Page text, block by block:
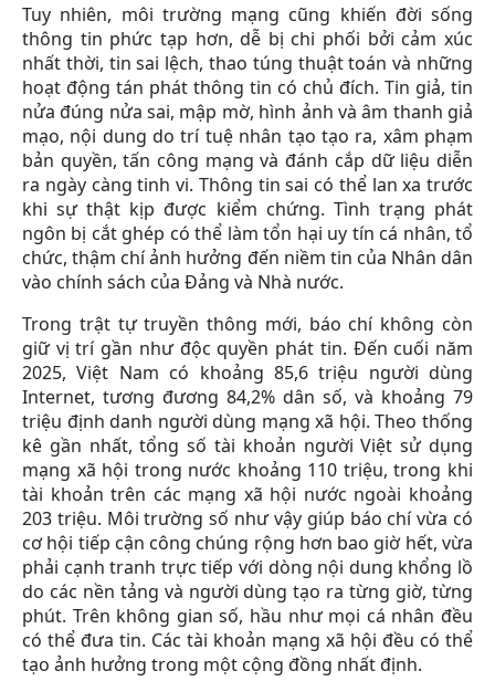
Tuy nhiên, môi trường mạng cũng khiến đời sống
thông tin phức tạp hơn, dễ bị chi phối bởi cảm xúc
nhất thời, tin sai lệch, thao túng thuật toán và những
hoạt động tán phát thông tin có chủ đích. Tin giả, tin
nửa đúng nửa sai, mập mờ, hình ảnh và âm thanh giả
mạo, nội dung do trí tuệ nhân tạo tạo ra, xâm phạm
bản quyền, tấn công mạng và đánh cắp dữ liệu diễn
ra ngày càng tinh vi. Thông tin sai có thể lan xa trước
khi sự thật kịp được kiểm chứng. Tình trạng phát
ngôn bị cắt ghép có thể làm tổn hại uy tín cá nhân, tổ
chức, thậm chí ảnh hưởng đến niềm tin của Nhân dân
vào chính sách của Đảng và Nhà nước.
Trong trật tự truyền thông mới, báo chí không còn
giữ vị trí gần như độc quyền phát tin. Đến cuối năm
2025, Việt Nam có khoảng 85,6 triệu người dùng
Internet, tương đương 84,2% dân số, và khoảng 79
triệu định danh người dùng mạng xã hội. Theo thống
kê gần nhất, tổng số tài khoản người Việt sử dụng
mạng xã hội trong nước khoảng 110 triệu, trong khi
tài khoản trên các mạng xã hội nước ngoài khoảng
203 triệu. Môi trường số như vậy giúp báo chí vừa có
cơ hội tiếp cận công chúng rộng hơn bao giờ hết, vừa
phải cạnh tranh trực tiếp với dòng nội dung khổng lồ
do các nền tảng và người dùng tạo ra từng giờ, từng
phút. Trên không gian số, hầu như mọi cá nhân đều
có thể đưa tin. Các tài khoản mạng xã hội đều có thể
tạo ảnh hưởng trong một cộng đồng nhất định.